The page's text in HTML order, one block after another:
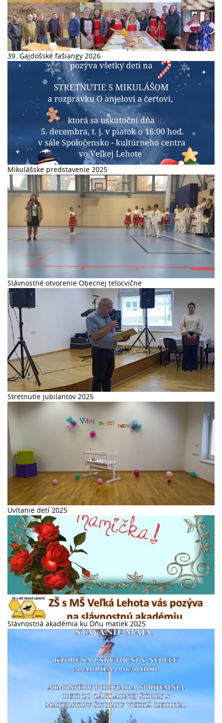
39. Gajdošské fašiangy 2026
Mikulášske predstavenie 2025
Slávnostné otvorenie Obecnej telocvične
Stretnutie jubilantov 2025
Uvítanie detí 2025
Slávnostná akadémia ku Dňu matiek 2025